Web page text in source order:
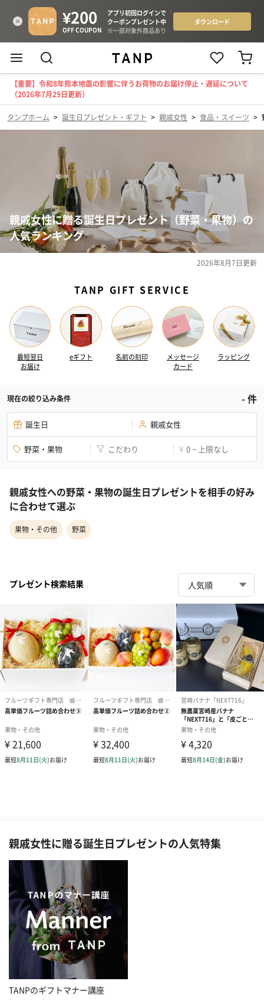
【重要】令和8年熊本地震の影響に伴うお荷物のお届け停止・遅延について
（2026年7月29日更新）
タンプホーム > 誕生日プレゼント・ギフト > 親戚女性 > 食品・スイーツ >
親戚女性に贈る誕生日プレゼント（野菜・果物）の
人気ランキング
2026年8月7日更新
TANP GIFT SERVICE
最短翌日
お届け
eギフト 名前の刻印
メッセージ
カード
ラッピング
現在の絞り込み条件 -件
誕生日 親戚女性
野菜・果物 こだわり ¥ 0 ~ 上限なし
親戚女性への野菜・果物の誕生日プレゼントを相手の好み
に合わせて選ぶ
果物・その他 野菜
プレゼント検索結果
親戚女性に贈る誕生日プレゼントの人気特集
TANPのギフトマナー講座